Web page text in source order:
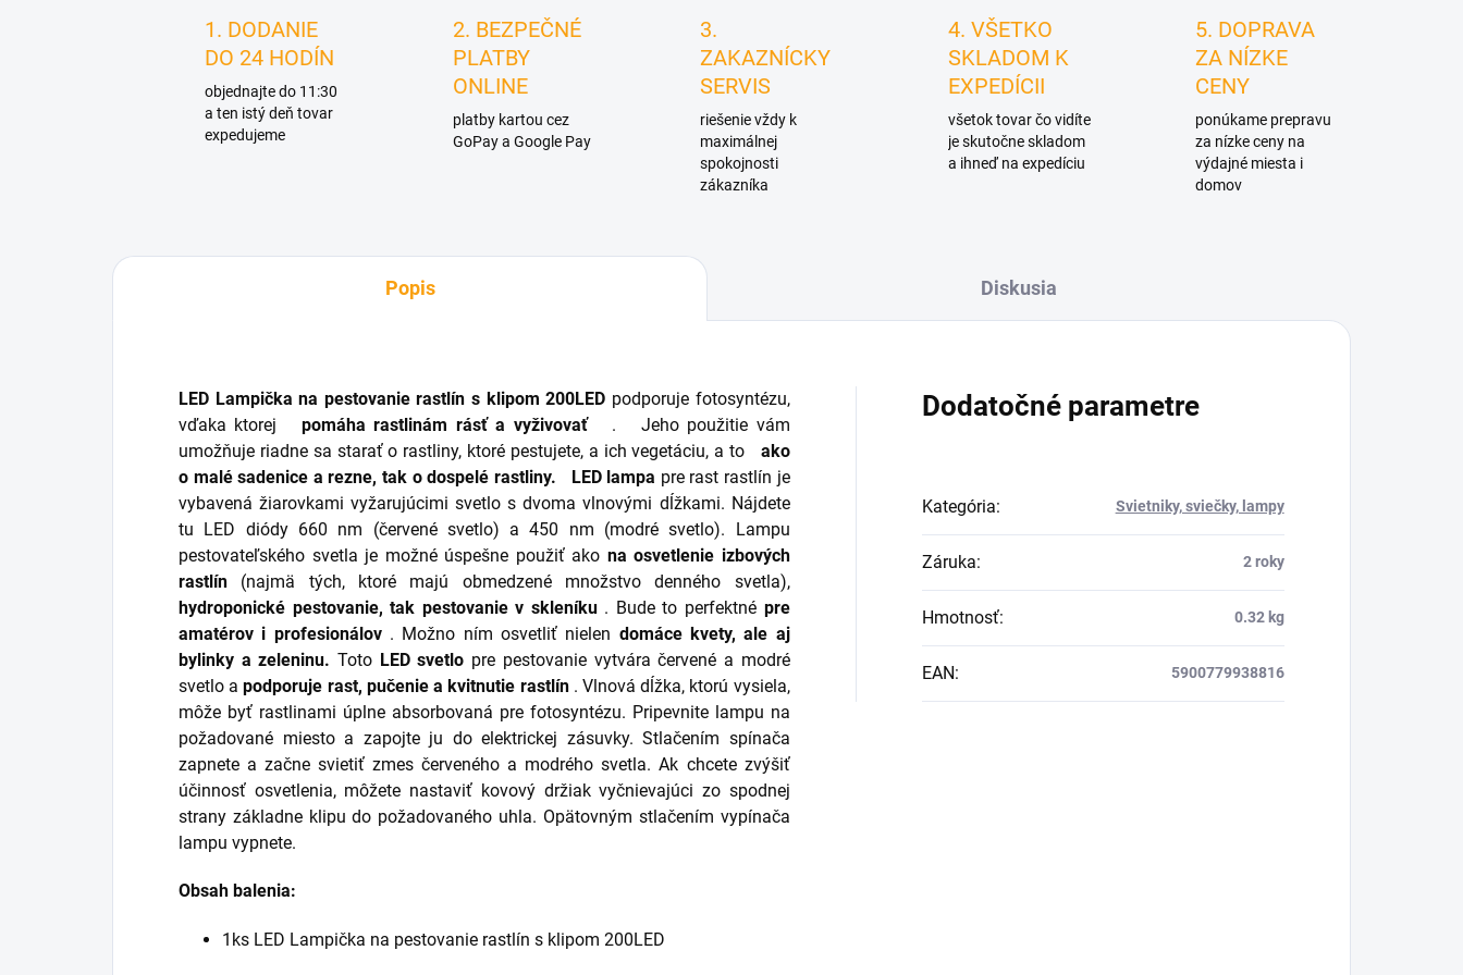
1. DODANIE
DO 24 HODÍN
objednajte do 11:30
a ten istý deň tovar
expedujeme
2. BEZPEČNÉ
PLATBY
ONLINE
platby kartou cez
GoPay a Google Pay
3.
ZAKAZNÍCKY
SERVIS
riešenie vždy k
maximálnej
spokojnosti
zákazníka
4. VŠETKO
SKLADOM K
EXPEDÍCII
všetok tovar čo vidíte
je skutočne skladom
a ihneď na expedíciu
5. DOPRAVA
ZA NÍZKE
CENY
ponúkame prepravu
za nízke ceny na
výdajné miesta i
domov
Popis Diskusia
LED Lampička na pestovanie rastlín s klipom 200LED podporuje fotosyntézu,
vďaka ktorej
pomáha rastlinám rásť a vyživovať .
Jeho použitie vám
umožňuje riadne sa starať o rastliny, ktoré pestujete, a ich vegetáciu, a to
ako
o malé sadenice a rezne, tak o dospelé rastliny.
LED lampa pre rast rastlín je
vybavená žiarovkami vyžarujúcimi svetlo s dvoma vlnovými dĺžkami. Nájdete
tu LED diódy 660 nm (červené svetlo) a 450 nm (modré svetlo). Lampu
pestovateľského svetla je možné úspešne použiť ako na osvetlenie izbových
rastlín (najmä tých, ktoré majú obmedzené množstvo denného svetla),
hydroponické pestovanie, tak pestovanie v skleníku. Bude to perfektné pre
amatérov i profesionálov. Možno ním osvetliť nielen domáce kvety, ale aj
bylinky a zeleninu. Toto LED svetlo pre pestovanie vytvára červené a modré
svetlo apodporuje rast, pučenie a kvitnutie rastlín. Vlnová dĺžka, ktorú vysiela,
môže byť rastlinami úplne absorbovaná pre fotosyntézu. Pripevnite lampu na
požadované miesto a zapojte ju do elektrickej zásuvky. Stlačením spínača
zapnete a začne svietiť zmes červeného a modrého svetla. Ak chcete zvýšiť
účinnosť osvetlenia, môžete nastaviť kovový držiak vyčnievajúci zo spodnej
strany základne klipu do požadovaného uhla. Opätovným stlačením vypínača
lampu vypnete.
Obsah balenia:
1ks LED Lampička na pestovanie rastlín s klipom 200LED
Dodatočné parametre
Kategória: Svietniky, sviečky, lampy
Záruka: 2 roky
Hmotnosť: 0.32 kg
EAN: 5900779938816